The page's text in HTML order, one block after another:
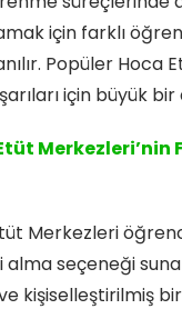
için farklı
Popüler Hoca
için büyük bir
Merkezleri’nin
Merkezleri
seçeneği
ve kişiselleştirilmiş